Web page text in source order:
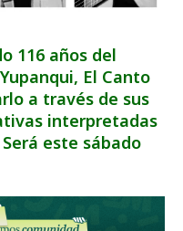
116 años del
El Canto
a través de sus
interpretadas
este sábado